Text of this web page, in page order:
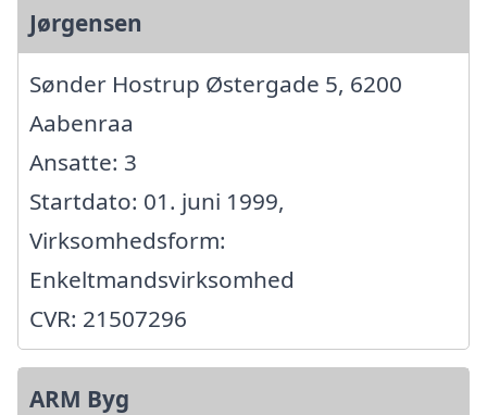
Jørgensen
Sønder Hostrup Østergade 5, 6200
Aabenraa
Ansatte: 3
Startdato: 01. juni 1999,
Virksomhedsform:
Enkeltmandsvirksomhed
CVR: 21507296
ARM Byg